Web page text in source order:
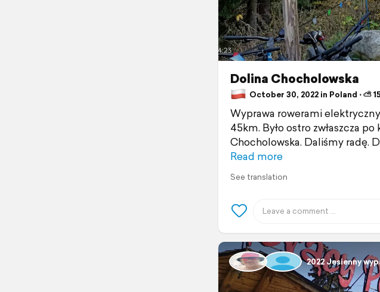
Dolina Chocholowska
October 30, 2022 in Poland ⋅ ⛅
Wyprawa rowerami
45km. Było ostro zwłaszcza
Chocholowska. Daliśmy radę.
Read more
See translation
2022 Jesienny